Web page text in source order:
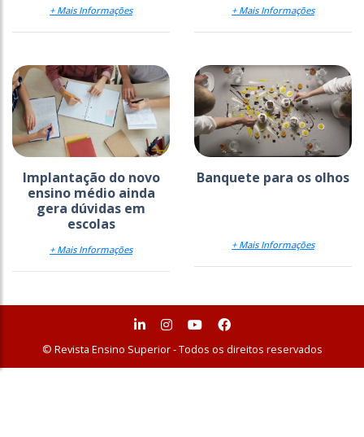
+ Mais Informações + Mais Informações
Implantação do novo
ensino médio ainda
gera dúvidas em
escolas
+ Mais Informações
Banquete para os olhos
+ Mais Informações
© Revista Ensino Superior - Todos os direitos reservados